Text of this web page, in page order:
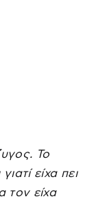
Το
είχα πει
τον είχα